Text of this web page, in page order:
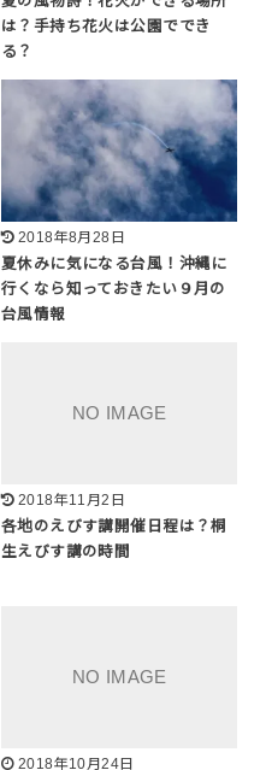
は？手持ち花火は公園ででき
る？
2018年8月28日
夏休みに気になる台風！沖縄に
行くなら知っておきたい９月の
台風情報
2018年11月2日
各地のえびす講開催日程は？桐
生えびす講の時間
2018年10月24日